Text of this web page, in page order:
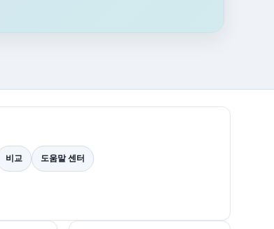
비교 도움말 센터